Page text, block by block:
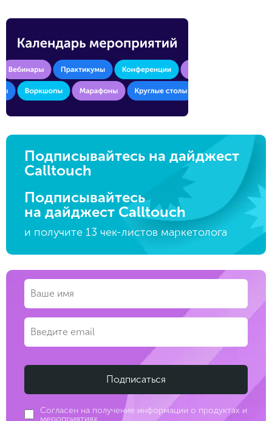
Подписывайтесь на дайджест
Calltouch
Подписывайтесь
на дайджест Calltouch
и получите 13 чек-листов маркетолога
Согласен на получение информации о продуктах и
мероприятиях